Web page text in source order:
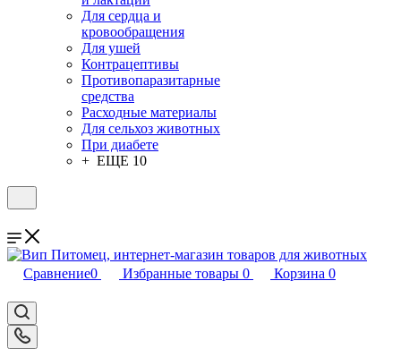
Для сердца и
кровообращения
Для ушей
Контрацептивы
Противопаразитарные
средства
Расходные материалы
Для сельхоз животных
При диабете
+ ЕЩЕ 10
Сравнение0 Избранные товары 0 Корзина 0